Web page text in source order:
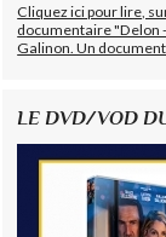
Cliquez ici pour lire,
documentaire "Delon
Galinon. Un
LE DVD/VOD